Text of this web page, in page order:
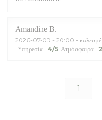
Amandine B
2026-07-09 - 20:00 -
Υπηρεσία : 4/5 Ατμόσφαιρα : 2
1